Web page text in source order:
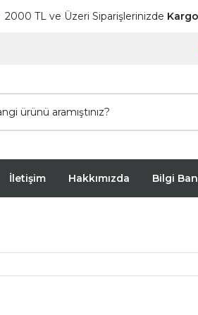
2000 TL ve Üzeri Siparişlerinizde
İletişim Hakkımızda Bilgi